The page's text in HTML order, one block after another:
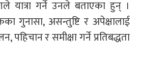
यात्रा गर्ने उनले बताएका हुन् ।
गुनासा, असन्तुष्टि र अपेक्षालाई
र समीक्षा गर्ने प्रतिबद्धता